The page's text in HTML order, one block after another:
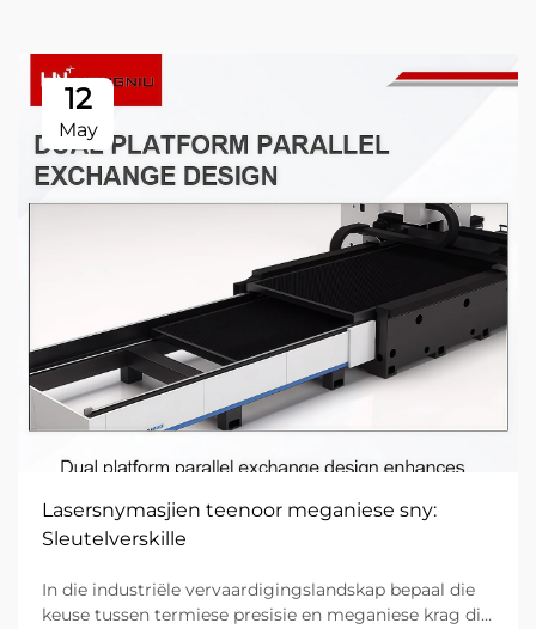
12
May
Lasersnymasjien teenoor meganiese sny:
Sleutelverskille
In die industriële vervaardigingslandskap bepaal die
keuse tussen termiese presisie en meganiese krag die